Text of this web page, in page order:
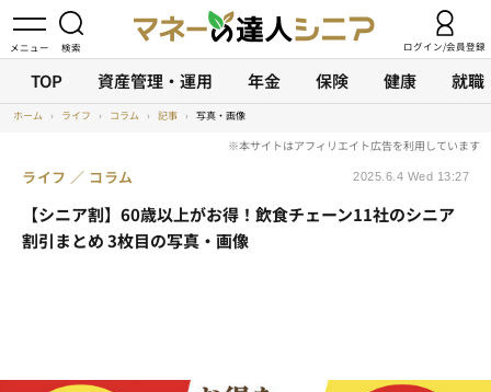
ログイン/会員登録
TOP 資産管理・運用 年金 保険 健康 就職
ホーム › ライフ › コラム › 記事 › 写真・画像
【シニア割】60歳以上がお得！飲食チェーン11社のシニア
割引まとめ 3枚目の写真・画像
ライフ コラム 2025.6.4 Wed 13:27